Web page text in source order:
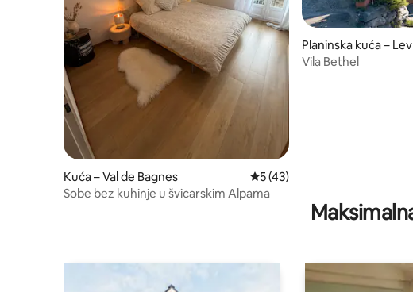
Kuća – Val de Bagnes Prosječna ocjena: 5/5,
5 (43)
Sobe bez kuhinje u švicarskim Alpama
Planinska kuća –
Vila Bethel